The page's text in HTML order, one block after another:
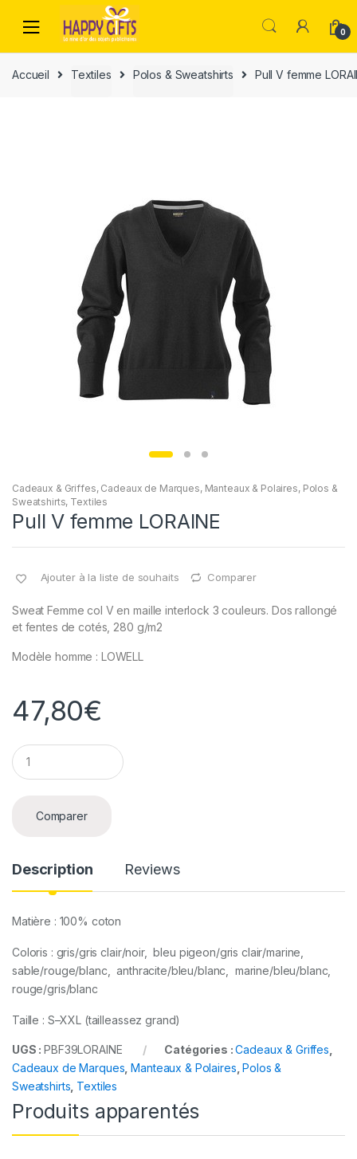
0
Accueil Textiles Polos & Sweatshirts Pull V femme
Cadeaux & Griffes, Cadeaux de Marques, Manteaux & Polaires, Polos &
Sweatshirts, Textiles
Pull V femme LORAINE
Ajouter à la liste de souhaits Comparer
Sweat Femme col V en maille interlock 3 couleurs. Dos rallongé
et fentes de cotés, 280 g/m2
Modèle homme : LOWELL
47,80€
Q
u
a
Comparer
Description Reviews
Matière : 100% coton
Coloris : gris/gris clair/noir, bleu pigeon/gris clair/marine,
sable/rouge/blanc, anthracite/bleu/blanc, marine/bleu/blanc,
rouge/gris/blanc
Taille : S–XXL (tailleassez grand)
UGS :PBF39LORAINE Catégories :Cadeaux & Griffes
Cadeaux de Marques ,Manteaux & Polaires ,Polos &
Sweatshirts Textiles
Produits apparentés